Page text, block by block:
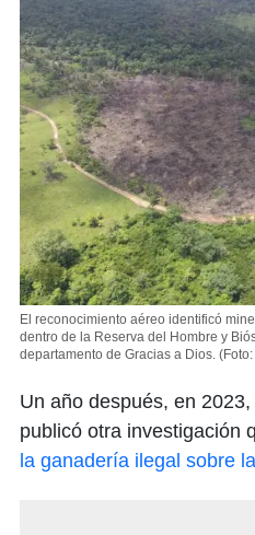
El reconocimiento aéreo identificó
dentro de la Reserva del Hombre y
departamento de Gracias a Dios.
Un año después, en
publicó otra investigación
la ganadería ilegal sobre